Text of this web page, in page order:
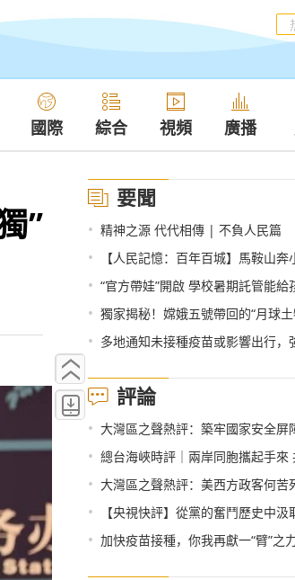
國際 綜合 視頻 廣播
”
要聞
• 精神之源 代代相傳 | 不負人民篇
• 【人民記憶：百年百城】馬鞍山奔
• “官方帶娃”開啟 學校暑期託管能給孩子
• 獨家揭秘！嫦娥五號帶回的“月球土
• 多地通知未接種疫苗或影響出行，強制
評論
• 大灣區之聲熱評：築牢國家安全屏障，
• 總台海峽時評｜兩岸同胞攜起手來 共
• 大灣區之聲熱評：美西方政客何苦
• 【央視快評】從黨的奮鬥歷史中汲
• 加快疫苗接種，你我再獻一“臂”之力